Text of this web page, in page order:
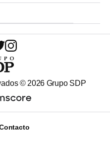
© 2026 Grupo SDP